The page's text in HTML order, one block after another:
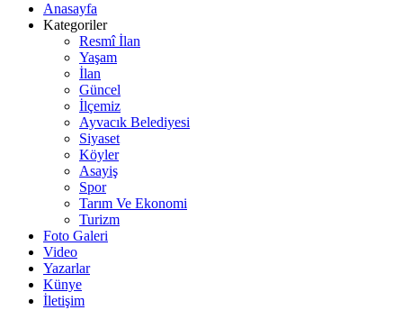
Anasayfa
Kategoriler
Resmî İlan
Yaşam
İlan
Güncel
İlçemiz
Ayvacık Belediyesi
Siyaset
Köyler
Asayiş
Spor
Tarım Ve Ekonomi
Turizm
Foto Galeri
Video
Yazarlar
Künye
İletişim